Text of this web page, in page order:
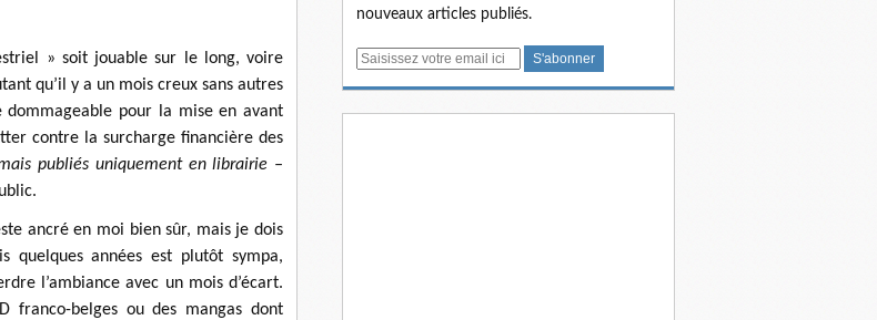
» soit jouable sur le long, voire
qu’il y a un mois creux sans autres
dommageable pour la mise en avant
contre la surcharge financière des
publiés uniquement en librairie –
ancré en moi bien sûr, mais je dois
années est plutôt sympa,
l’ambiance avec un mois d’écart.
franco-belges ou des mangas dont
nouveaux articles publiés.
E